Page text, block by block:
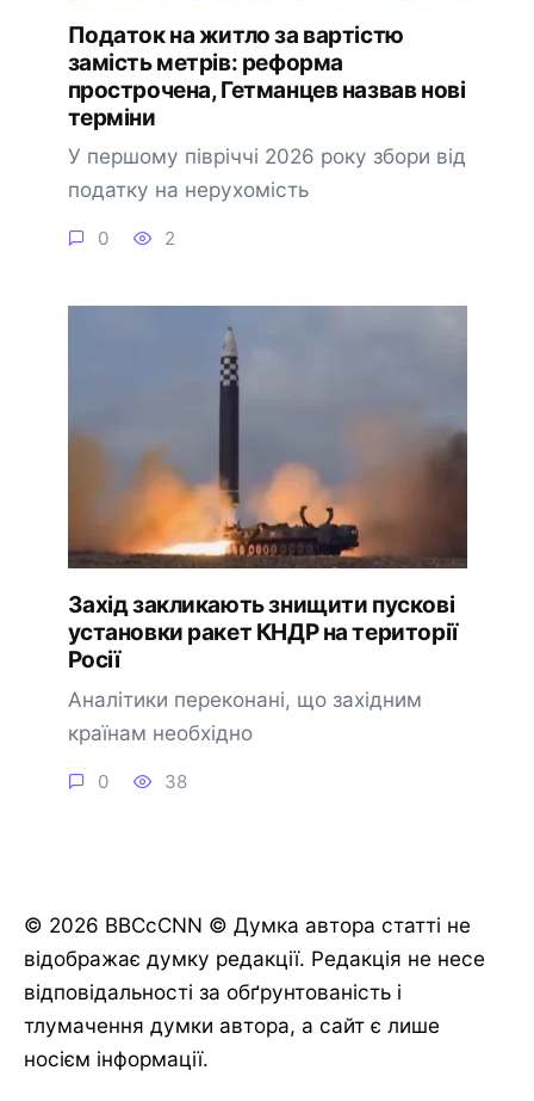
Податок на житло за вартістю
замість метрів: реформа
прострочена, Гетманцев назвав нові
терміни
У першому півріччі 2026 року збори від
податку на нерухомість
0 2
Захід закликають знищити пускові
установки ракет КНДР на території
Росії
Аналітики переконані, що західним
країнам необхідно
0 38
© 2026 BBCcCNN © Думка автора статті не
відображає думку редакції. Редакція не несе
відповідальності за обґрунтованість і
тлумачення думки автора, а сайт є лише
носієм інформації.